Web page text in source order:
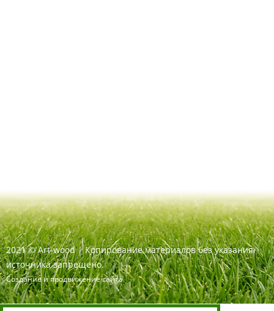
2021 ©Art-wood |Копирование материалов без указания
источника запрещено.
Создание и продвижение сайта